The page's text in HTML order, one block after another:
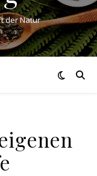
der Natur